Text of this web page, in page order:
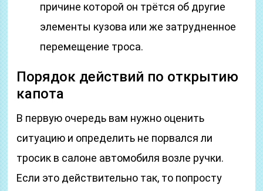
причине которой он трётся об другие
элементы кузова или же затрудненное
перемещение троса.
Порядок действий по открытию
капота
В первую очередь вам нужно оценить
ситуацию и определить не порвался ли
тросик в салоне автомобиля возле ручки.
Если это действительно так, то попросту